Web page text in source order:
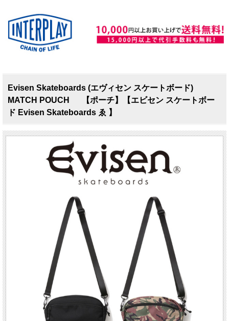
Evisen Skateboards (エヴィセン スケートボード)
MATCH POUCH 【ポーチ】【エビセン スケートボー
ド Evisen Skateboards ゑ 】